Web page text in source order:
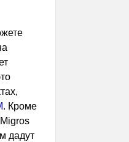
. Кроме
дадут